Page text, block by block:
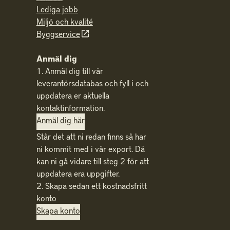
Lediga jobb
Miljö och kvalité
Byggservice
Anmäl dig
1. Anmäl dig till vår
leverantörsdatabas och fyll i och
uppdatera er aktuella
kontaktinformation.
Anmäl dig här
Står det att ni redan finns så har
ni kommit med i vår export. Då
kan ni gå vidare till steg 2 för att
uppdatera era uppgifter.
2. Skapa sedan ett kostnadsfritt
konto
Skapa konto